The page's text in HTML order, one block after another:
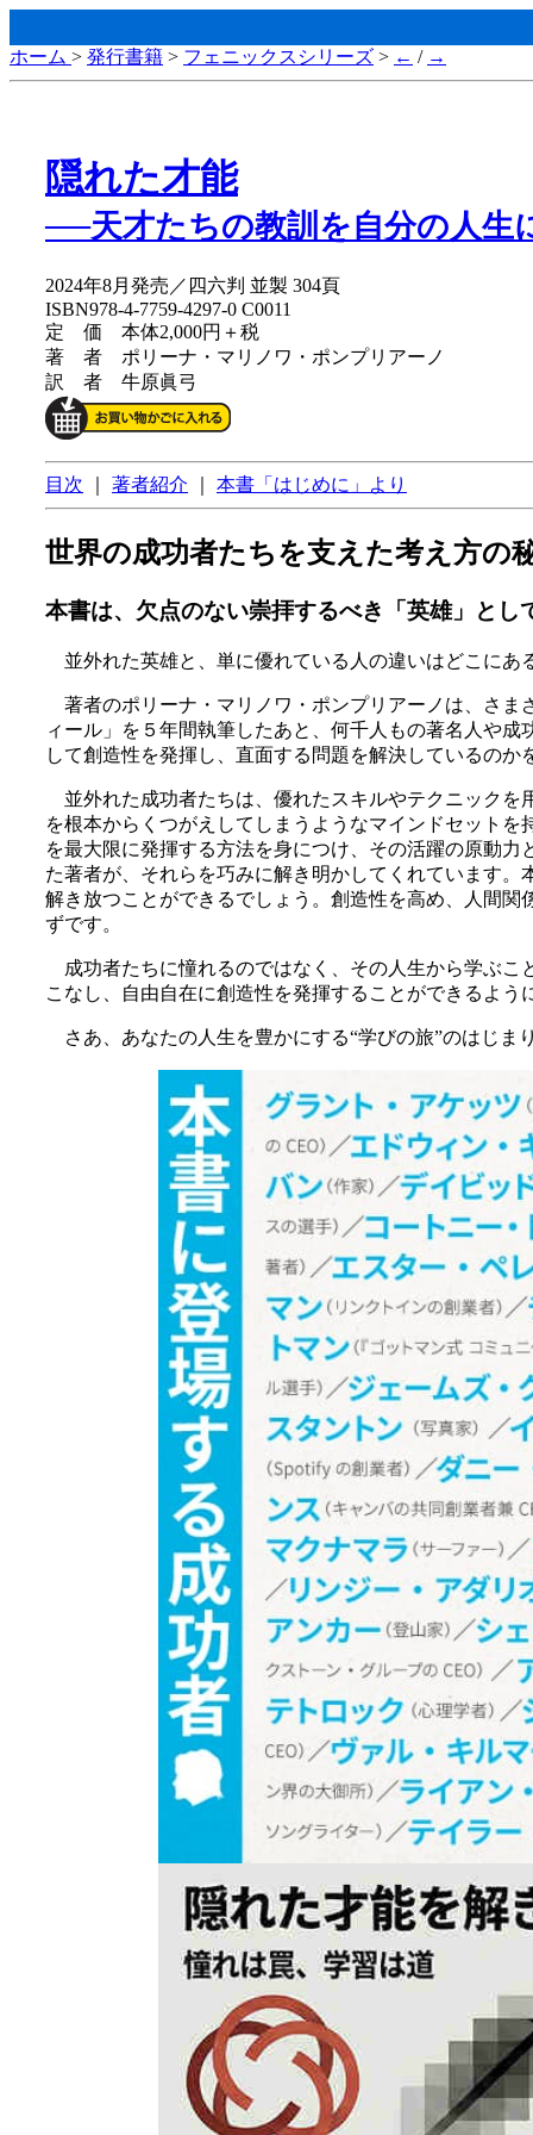
ホーム > 発行書籍 > フェニックスシリーズ > ← / →
隠れた才能
──天才たちの教訓を自分の人生
2024年8月発売／四六判 並製 304頁
ISBN978-4-7759-4297-0 C0011
定 価 本体2,000円＋税
著 者 ポリーナ・マリノワ・ポンプリアーノ
訳 者 牛原眞弓
目次 著者紹介 本書「はじめに」より
世界の成功者たちを支えた考え方の
本書は、欠点のない崇拝するべき「英雄」と
並外れた英雄と、単に優れている人の違いはどこにあ
著者のポリーナ・マリノワ・ポンプリアーノは、さま
ィール」を５年間執筆したあと、何千人もの著名人や
して創造性を発揮し、直面する問題を解決しているのか
並外れた成功者たちは、優れたスキルやテクニックを
を根本からくつがえしてしまうようなマインドセット
を最大限に発揮する方法を身につけ、その活躍の原動
た著者が、それらを巧みに解き明かしてくれています
解き放つことができるでしょう。創造性を高め、人間
ずです。
成功者たちに憧れるのではなく、その人生から学ぶこ
こなし、自由自在に創造性を発揮することができるよう
さあ、あなたの人生を豊かにする“学びの旅”のはじま